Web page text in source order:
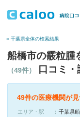
« 千葉県全体の検索結果
船橋市の霰粒腫
（49件） 口コミ・
49件の医療機関が
エリア・駅
千葉県